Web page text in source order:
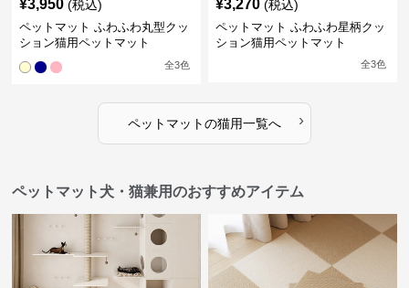
¥3,950 (税込)
ペットマット ふわふわ丸型クッ
ション猫用ペットマット
全3色
¥3,270 (税込)
ペットマット ふわふわ星柄クッ
ション猫用ペットマット
全3色
ペットマットの猫用一覧へ ›
ペットマット犬・猫兼用のおすすめアイテム